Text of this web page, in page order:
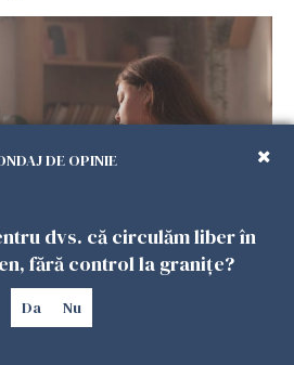
Un studiu Harvard
cu sănătatea multor
DE OPINIE
dvs. că circulăm liber în
fără control la granițe?
Da Nu